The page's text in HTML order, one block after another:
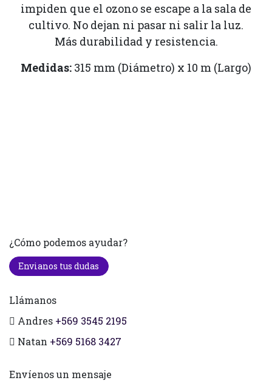
impiden que el ozono se escape a la sala de
cultivo. No dejan ni pasar ni salir la luz.
Más durabilidad y resistencia.
Medidas: 315 mm (Diámetro) x 10 m (Largo)
¿Cómo podemos ayudar?
Envianos tus dudas
Llámanos
Andres +569 3545 2195
Natan +569 5168 3427
Envíenos un mensaje